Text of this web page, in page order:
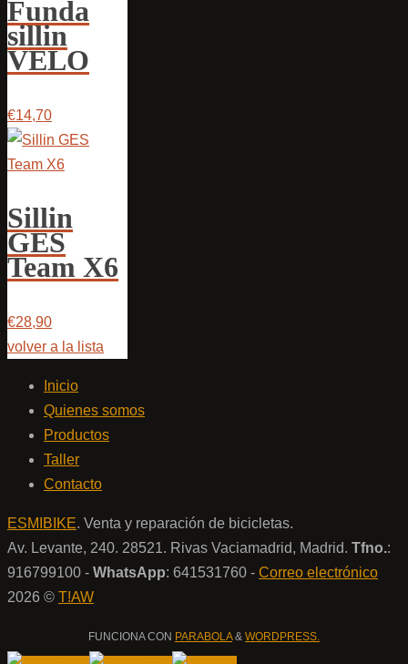
Funda
sillin
VELO
€14,70
Sillin
GES
Team X6
€28,90
volver a la lista
Inicio
Quienes somos
Productos
Taller
Contacto
ESMIBIKE. Venta y reparación de bicicletas.
Av. Levante, 240. 28521. Rivas Vaciamadrid, Madrid. Tfno.:
916799100 - WhatsApp: 641531760 - Correo electrónico
2026 © T!AW
FUNCIONA CON PARABOLA& WORDPRESS.